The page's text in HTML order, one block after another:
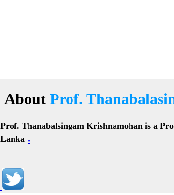
About Prof.
Prof. Thanabalsingam Krishnamohan is a
Lanka .